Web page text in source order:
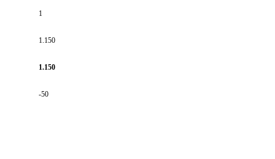
1
1.150
1.150
-50